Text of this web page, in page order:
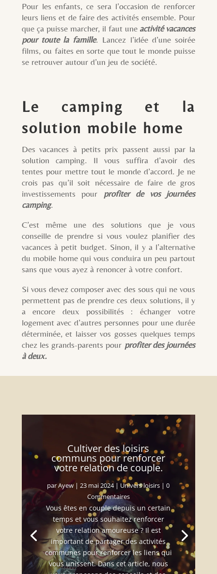
Pour les enfants, ce sera l’occasion de renforcer
leurs liens et de faire des activités ensemble. Pour
que ça puisse marcher, il faut une activité vacances
pour toute la famille. Lancez l’idée d’une soirée
films, ou faites en sorte que tout le monde puisse
se retrouver autour d’un jeu de société.
Le camping et la
solution mobile home
Des vacances à petits prix passent aussi par la
solution camping. Il vous suffira d’avoir des
tentes pour mettre tout le monde d’accord. Je ne
crois pas qu’il soit nécessaire de faire de gros
investissements pour profiter de vos journées
camping.
C’est même une des solutions que je vous
conseille de prendre si vous voulez planifier des
vacances à petit budget. Sinon, il y a l’alternative
du mobile home qui vous conduira un peu partout
sans que vous ayez à renoncer à votre confort.
Si vous devez composer avec des sous qui ne vous
permettent pas de prendre ces deux solutions, il y
a encore deux possibilités : échanger votre
logement avec d’autres personnes pour une durée
déterminée, et laisser vos gosses quelques temps
chez les grands-parents pour profiter des journées
à deux.
Cultiver des loisirs
communs pour renforcer
votre relation de couple.
parAyew |23 mai 2024| Univers loisirs | 0
Commentaires
Vous êtes en couple depuis un certain
temps et vous souhaitez renforcer
votre relation amoureuse ? Il est
important de partager des activités
communes pour renforcer les liens qui
vous unissent. Dans cet article, nous